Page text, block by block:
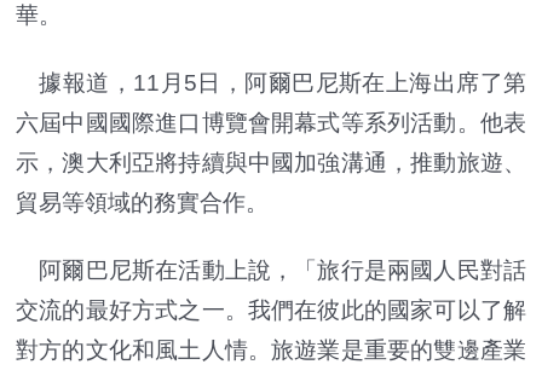
華。
據報道，11月5日，阿爾巴尼斯在上海出席了第
六屆中國國際進口博覽會開幕式等系列活動。他表
示，澳大利亞將持續與中國加強溝通，推動旅遊、
貿易等領域的務實合作。
阿爾巴尼斯在活動上說，「旅行是兩國人民對話
交流的最好方式之一。我們在彼此的國家可以了解
對方的文化和風土人情。旅遊業是重要的雙邊產業